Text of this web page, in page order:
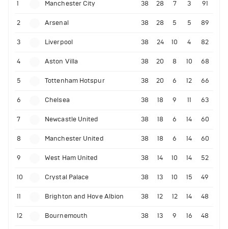
1 Manchester City 38 28 7 3 91
2 Arsenal 38 28 5 5 89
3 Liverpool 38 24 10 4 82
4 Aston Villa 38 20 8 10 68
5 Tottenham Hotspur 38 20 6 12 66
6 Chelsea 38 18 9 11 63
7 Newcastle United 38 18 6 14 60
8 Manchester United 38 18 6 14 60
9 West Ham United 38 14 10 14 52
10 Crystal Palace 38 13 10 15 49
11 Brighton and Hove Albion 38 12 12 14 48
12 Bournemouth 38 13 9 16 48